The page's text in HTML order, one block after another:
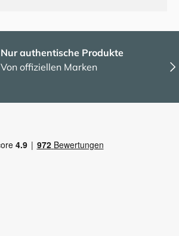
Nur authentische Produkte
Von offiziellen Marken